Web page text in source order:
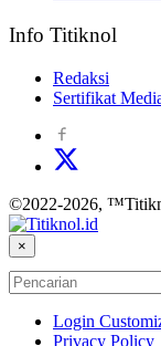
Info Titiknol
Redaksi
Sertifikat
©2022-2026,
×
Login
Privacy Policy